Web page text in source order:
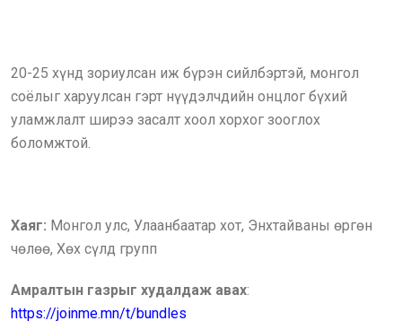
20-25 хүнд зориулсан иж бүрэн сийлбэртэй, монгол
соёлыг харуулсан гэрт нүүдэлчдийн онцлог бүхий
уламжлалт ширээ засалт хоол хорхог зооглох
боломжтой.
Хаяг: Монгол улс, Улаанбаатар хот, Энхтайваны өргөн
чөлөө, Хөх сүлд групп
Амралтын газрыг худалдаж авах:
https://joinme.mn/t/bundles